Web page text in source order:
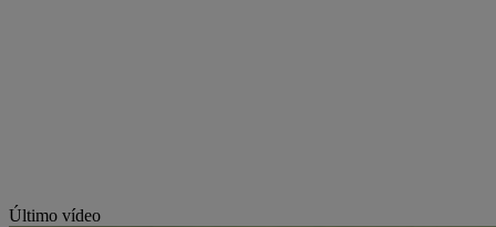
Último vídeo